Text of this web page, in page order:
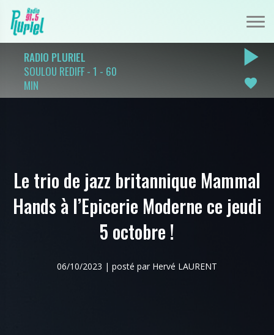
RADIO PLURIEL
SOULOU REDIFF - 1 - 60
MIN
play_arrow
favorite
Le trio de jazz britannique Mammal
Hands à l’Epicerie Moderne ce jeudi
5 octobre !
06/10/2023 | posté par Hervé LAURENT